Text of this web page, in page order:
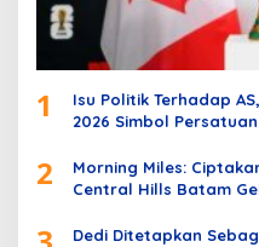
1
Isu Politik Terhadap
2026 Simbol Persatuan
2
Morning Miles:
Central Hills Batam
Dedi Ditetapkan